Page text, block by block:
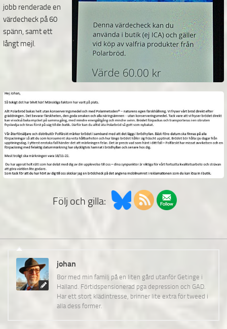
jobb renderade en
värdecheck på 60
spänn, samt ett
långt mejl.
Följ och gilla:
johan
Bor med min familj på en liten gård utanför Getinge i
Halland. Förtidspensionerad pga depression och GAD.
Har ett stort klädintresse, brinner lite extra för tweed i
alla dess former.